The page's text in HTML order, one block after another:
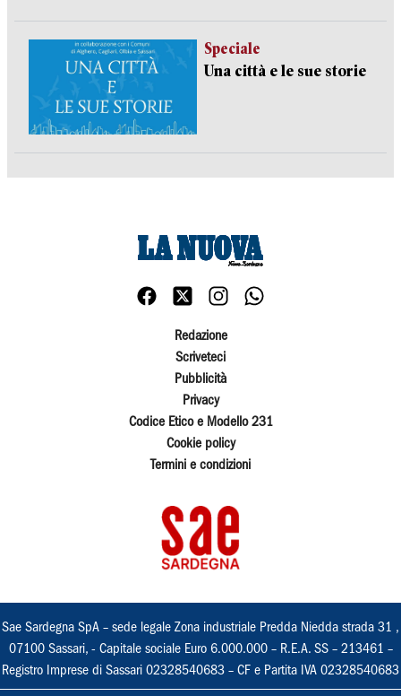
Speciale
Una città e le sue storie
Redazione
Scriveteci
Pubblicità
Privacy
Codice Etico e Modello 231
Cookie policy
Termini e condizioni
Sae Sardegna SpA – sede legale Zona industriale Predda Niedda strada 31 ,
07100 Sassari, - Capitale sociale Euro 6.000.000 – R.E.A. SS – 213461 –
Registro Imprese di Sassari 02328540683 – CF e Partita IVA 02328540683